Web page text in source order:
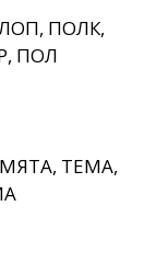
ПОЛК,
ПОЛ
ТЕМА,